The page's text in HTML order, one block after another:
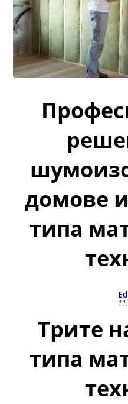
домове
типа
Трите
типа